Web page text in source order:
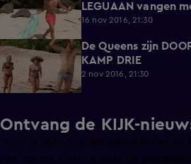
LEGUAAN vangen
16 nov 2016, 21:30
2:24
De Queens zijn
KAMP DRIE
2 nov 2016, 21:30
Ontvang de KIJK-